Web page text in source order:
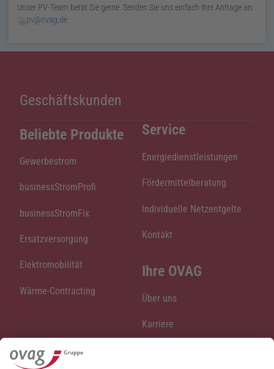
Unser PV-Team berät Sie gerne. Senden Sie uns einfach Ihre Anfrage an:
pv@ovag.de
Geschäftskunden
Beliebte Produkte
Gewerbestrom
businessStromProfi
businessStromFix
Ersatzversorgung
Elektromobilität
Wärme-Contracting
Service
Energiedienstleistungen
Fördermittelberatung
Individuelle Netzentgelte
Kontakt
Ihre OVAG
Über uns
Karriere